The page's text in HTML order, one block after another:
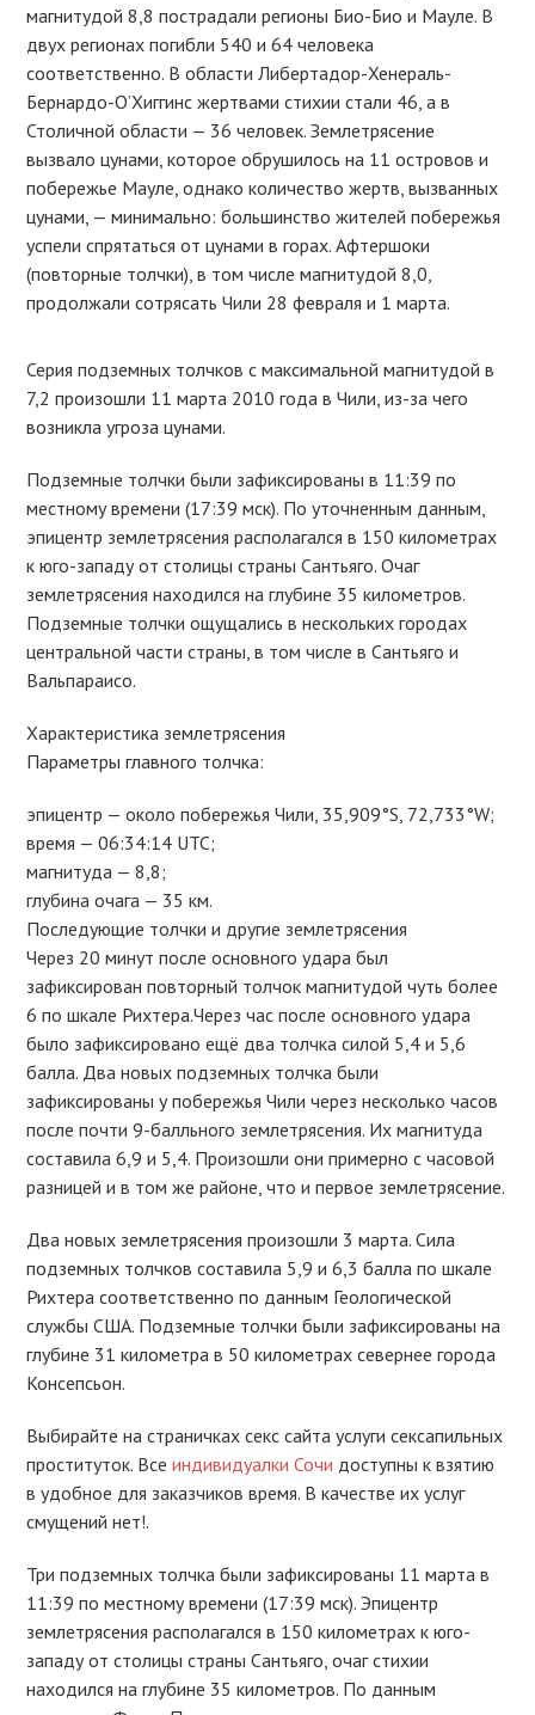
магнитудой 8,8 пострадали регионы Био-Био и Мауле. В
двух регионах погибли 540 и 64 человека
соответственно. В области Либертадор-Хенераль-
Бернардо-О’Хиггинс жертвами стихии стали 46, а в
Столичной области — 36 человек. Землетрясение
вызвало цунами, которое обрушилось на 11 островов и
побережье Мауле, однако количество жертв, вызванных
цунами, — минимально: большинство жителей побережья
успели спрятаться от цунами в горах. Афтершоки
(повторные толчки), в том числе магнитудой 8,0,
продолжали сотрясать Чили 28 февраля и 1 марта.
Серия подземных толчков с максимальной магнитудой в
7,2 произошли 11 марта 2010 года в Чили, из-за чего
возникла угроза цунами.
Подземные толчки были зафиксированы в 11:39 по
местному времени (17:39 мск). По уточненным данным,
эпицентр землетрясения располагался в 150 километрах
к юго-западу от столицы страны Сантьяго. Очаг
землетрясения находился на глубине 35 километров.
Подземные толчки ощущались в нескольких городах
центральной части страны, в том числе в Сантьяго и
Вальпараисо.
Характеристика землетрясения
Параметры главного толчка:
эпицентр — около побережья Чили, 35,909°S, 72,733°W;
время — 06:34:14 UTC;
магнитуда — 8,8;
глубина очага — 35 км.
Последующие толчки и другие землетрясения
Через 20 минут после основного удара был
зафиксирован повторный толчок магнитудой чуть более
6 по шкале Рихтера.Через час после основного удара
было зафиксировано ещё два толчка силой 5,4 и 5,6
балла. Два новых подземных толчка были
зафиксированы у побережья Чили через несколько часов
после почти 9-балльного землетрясения. Их магнитуда
составила 6,9 и 5,4. Произошли они примерно с часовой
разницей и в том же районе, что и первое землетрясение.
Два новых землетрясения произошли 3 марта. Сила
подземных толчков составила 5,9 и 6,3 балла по шкале
Рихтера соответственно по данным Геологической
службы США. Подземные толчки были зафиксированы на
глубине 31 километра в 50 километрах севернее города
Консепсьон.
Выбирайте на страничках секс сайта услуги сексапильных
проституток. Всеиндивидуалки Сочи доступны к взятию
в удобное для заказчиков время. В качестве их услуг
смущений нет!.
Три подземных толчка были зафиксированы 11 марта в
11:39 по местному времени (17:39 мск). Эпицентр
землетрясения располагался в 150 километрах к юго-
западу от столицы страны Сантьяго, очаг стихии
находился на глубине 35 километров. По данным